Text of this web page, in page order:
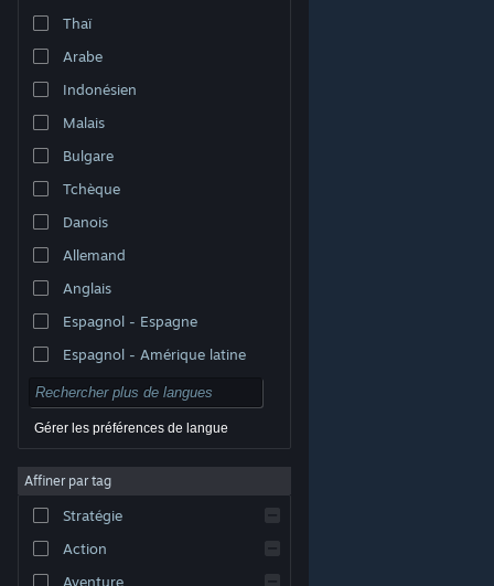
Voir version ordi. du site
© Valve Corporation. Tous droits réservés. Toutes les
titulaires aux États-Unis et dans d'autres pays.
Accessibilité
Remboursements
Thaï
Arabe
Indonésien
Malais
Bulgare
Tchèque
Danois
Allemand
Anglais
Espagnol - Espagne
Espagnol - Amérique latine
Gérer les préférences de langue
Affiner par tag
Stratégie
Action
Aventure